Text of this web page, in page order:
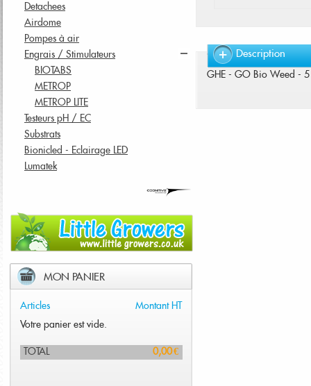
Description
GHE - GO Bio Weed - 5
Detachees
Airdome
Pompes à air
Engrais / Stimulateurs
BIOTABS
METROP
METROP LITE
Testeurs pH / EC
Substrats
Bionicled - Eclairage LED
Lumatek
MON PANIER
Articles
Montant HT
Votre panier est vide.
TOTAL 0,00 €